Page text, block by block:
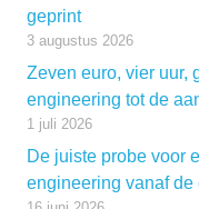
geprint
3 augustus 2026
Zeven euro, vier uur,
engineering tot de
1 juli 2026
De juiste probe voor
engineering vanaf de